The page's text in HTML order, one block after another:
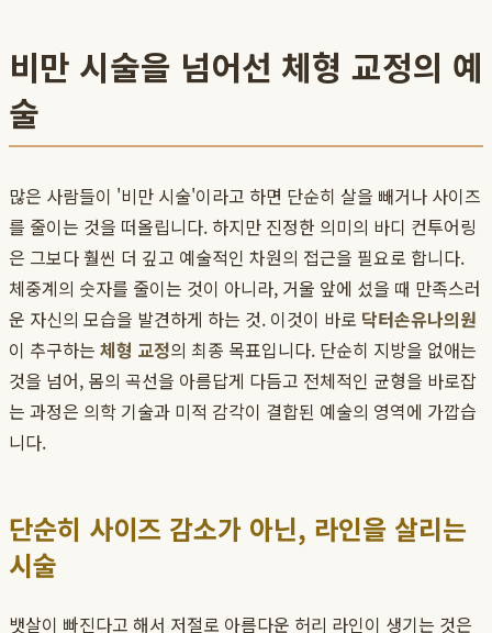
비만 시술을 넘어선 체형 교정의 예
술
많은 사람들이 '비만 시술'이라고 하면 단순히 살을 빼거나 사이즈
를 줄이는 것을 떠올립니다. 하지만 진정한 의미의 바디 컨투어링
은 그보다 훨씬 더 깊고 예술적인 차원의 접근을 필요로 합니다.
체중계의 숫자를 줄이는 것이 아니라, 거울 앞에 섰을 때 만족스러
운 자신의 모습을 발견하게 하는 것. 이것이 바로 닥터손유나의원
이 추구하는 체형 교정의 최종 목표입니다. 단순히 지방을 없애는
것을 넘어, 몸의 곡선을 아름답게 다듬고 전체적인 균형을 바로잡
는 과정은 의학 기술과 미적 감각이 결합된 예술의 영역에 가깝습
니다.
단순히 사이즈 감소가 아닌, 라인을 살리는
시술
뱃살이 빠진다고 해서 저절로 아름다운 허리 라인이 생기는 것은